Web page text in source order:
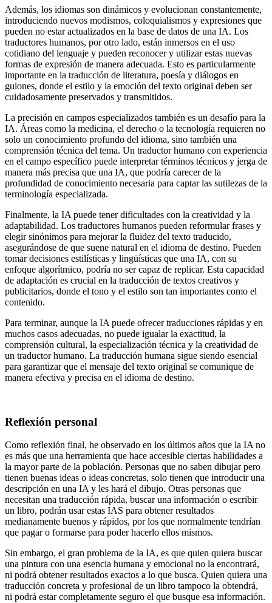
Además, los idiomas son dinámicos y evolucionan constantemente,
introduciendo nuevos modismos, coloquialismos y expresiones que
pueden no estar actualizados en la base de datos de una IA. Los
traductores humanos, por otro lado, están inmersos en el uso
cotidiano del lenguaje y pueden reconocer y utilizar estas nuevas
formas de expresión de manera adecuada. Esto es particularmente
importante en la traducción de literatura, poesía y diálogos en
guiones, donde el estilo y la emoción del texto original deben ser
cuidadosamente preservados y transmitidos.
La precisión en campos especializados también es un desafío para la
IA. Áreas como la medicina, el derecho o la tecnología requieren no
solo un conocimiento profundo del idioma, sino también una
comprensión técnica del tema. Un traductor humano con experiencia
en el campo específico puede interpretar términos técnicos y jerga de
manera más precisa que una IA, que podría carecer de la
profundidad de conocimiento necesaria para captar las sutilezas de la
terminología especializada.
Finalmente, la IA puede tener dificultades con la creatividad y la
adaptabilidad. Los traductores humanos pueden reformular frases y
elegir sinónimos para mejorar la fluidez del texto traducido,
asegurándose de que suene natural en el idioma de destino. Pueden
tomar decisiones estilísticas y lingüísticas que una IA, con su
enfoque algorítmico, podría no ser capaz de replicar. Esta capacidad
de adaptación es crucial en la traducción de textos creativos y
publicitarios, donde el tono y el estilo son tan importantes como el
contenido.
Para terminar, aunque la IA puede ofrecer traducciones rápidas y en
muchos casos adecuadas, no puede igualar la exactitud, la
comprensión cultural, la especialización técnica y la creatividad de
un traductor humano. La traducción humana sigue siendo esencial
para garantizar que el mensaje del texto original se comunique de
manera efectiva y precisa en el idioma de destino.
Reflexión personal
Como reflexión final, he observado en los últimos años que la IA no
es más que una herramienta que hace accesible ciertas habilidades a
la mayor parte de la población. Personas que no saben dibujar pero
tienen buenas ideas o ideas concretas, solo tienen que introducir una
descripción en una IA y les hará el dibujo. Otras personas que
necesitan una traducción rápida, buscar una información o escribir
un libro, podrán usar estas IAS para obtener resultados
medianamente buenos y rápidos, por los que normalmente tendrían
que pagar o formarse para poder hacerlo ellos mismos.
Sin embargo, el gran problema de la IA, es que quien quiera buscar
una pintura con una esencia humana y emocional no la encontrará,
ni podrá obtener resultados exactos a lo que busca. Quien quiera una
traducción concreta y profesional de un libro tampoco la obtendrá,
ni podrá estar completamente seguro el que busque esa información.